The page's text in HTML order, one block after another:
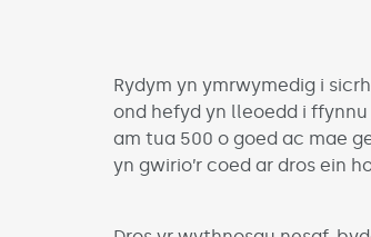
Rydym yn ymrwymedig i
ond hefyd yn lleoedd i
am tua 500 o goed ac mae
yn gwirio’r coed ar dros ein